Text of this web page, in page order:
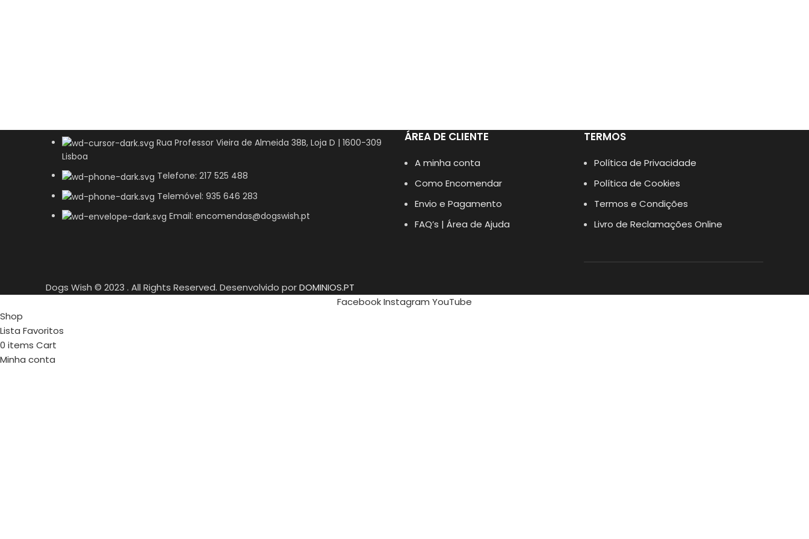
Rua Professor Vieira de Almeida 38B, Loja D | 1600-309
Lisboa
Telefone: 217 525 488
Telemóvel: 935 646 283
Email: encomendas@dogswish.pt
ÁREA DE CLIENTE
A minha conta
Como Encomendar
Envio e Pagamento
FAQ’s | Área de Ajuda
TERMOS
Política de Privacidade
Política de Cookies
Termos e Condições
Livro de Reclamações Online
Dogs Wish © 2023 . All Rights Reserved. Desenvolvido porDOMINIOS.PT
FacebookInstagram YouTube
Shop
Lista Favoritos
0 items Cart
Minha conta